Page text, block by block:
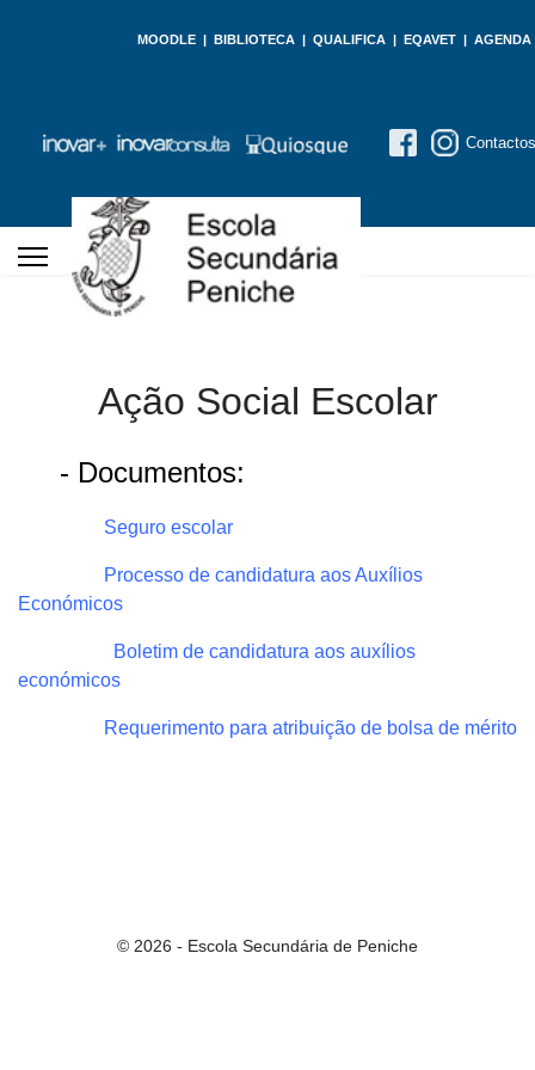
MOODLE | BIBLIOTECA | QUALIFICA | EQAVET | AGENDA
Contactos
Ação Social Escolar
- Documentos:
Seguro escolar
Processo de candidatura aos Auxílios
Económicos
Boletim de candidatura aos auxílios
económicos
Requerimento para atribuição de bolsa de mérito
© 2026 - Escola Secundária de Peniche